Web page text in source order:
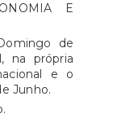
E
de
na própria
e o
Junho.